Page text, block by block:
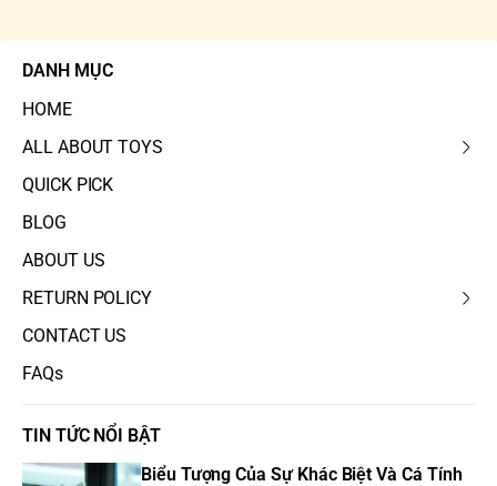
DANH MỤC
HOME
ALL ABOUT TOYS
QUICK PICK
BLOG
ABOUT US
RETURN POLICY
CONTACT US
FAQs
TIN TỨC NỔI BẬT
Biểu Tượng Của Sự Khác Biệt Và Cá Tính